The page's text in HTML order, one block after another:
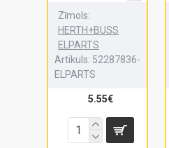
Zīmols:
HERTH+BUSS
ELPARTS
Artikuls: 52287836-
ELPARTS
5.55€